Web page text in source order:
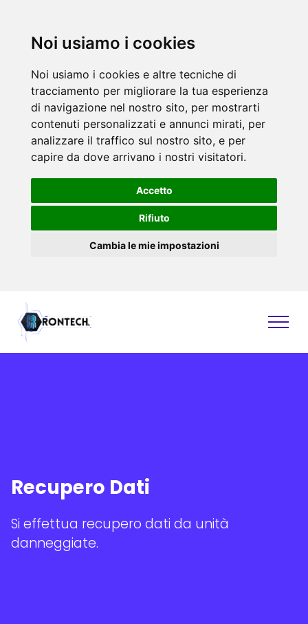
Noi usiamo i cookies
Noi usiamo i cookies e altre tecniche di
tracciamento per migliorare la tua esperienza
di navigazione nel nostro sito, per mostrarti
contenuti personalizzati e annunci mirati, per
analizzare il traffico sul nostro sito, e per
capire da dove arrivano i nostri visitatori.
Accetto
Rifiuto
Cambia le mie impostazioni
Assistenza Tecnica
Recupero Dati
Grafiche
Consulenza
Formazione
Recupero Dati
Si effettua recupero dati da unità
danneggiate.